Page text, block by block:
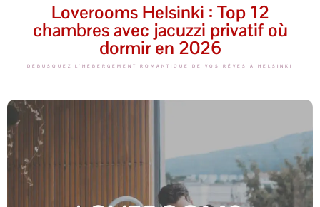
Loverooms Helsinki : Top 12
chambres avec jacuzzi privatif où
dormir en 2026
DÉBUSQUEZ L'HÉBERGEMENT ROMANTIQUE DE VOS RÊVES À HELSINKI